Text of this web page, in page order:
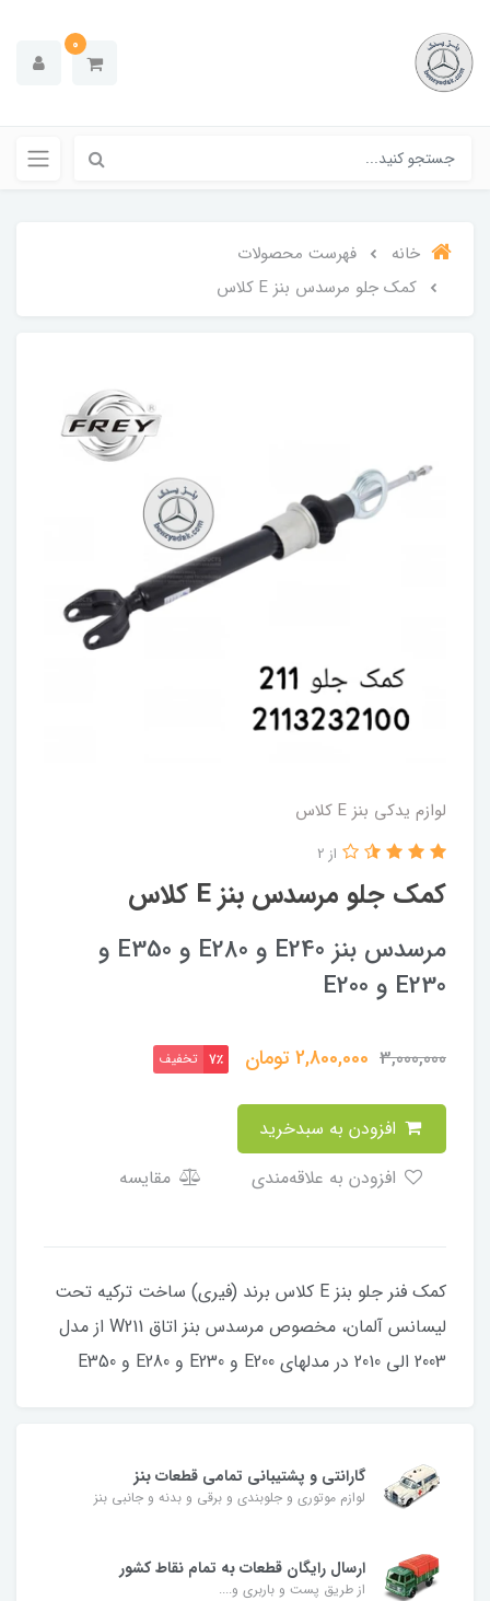
0
خانه
فهرست محصولات
کمک جلو مرسدس بنز E کلاس
لوازم یدکی بنز E کلاس
کمک جلو مرسدس بنز E کلاس
از 2
مرسدس بنز E240 و E280 و E350 و
E230 و E200
3,000,000
2,800,000تومان 7٪ تخفیف
مقایسه
کمک فنر جلو بنز E کلاس برند (فیری) ساخت ترکیه تحت
لیسانس آلمان، مخصوص مرسدس بنز اتاق W211 از مدل
2003 الی 2010 در مدلهای E200 و E230 و E280 و E350
گارانتی و پشتیبانی تمامی قطعات بنز
لوازم موتوری و جلوبندی و برقی و بدنه و جانبی بنز
ارسال رایگان قطعات به تمام نقاط کشور
از طریق پست و باربری و....